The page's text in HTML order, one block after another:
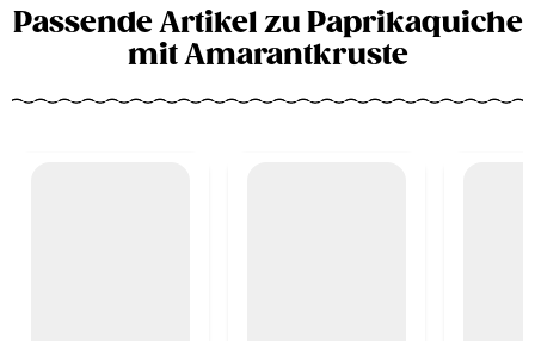
Passende Artikel zu Paprikaquiche
mit Amarantkruste